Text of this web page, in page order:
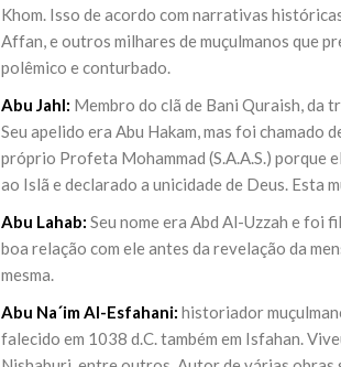
Khom. Isso de acordo com narrativas
Affan, e outros milhares de muçulmanos que
polêmico e conturbado.
Abu Jahl: Membro do clã de Bani Quraish, da
Seu apelido era Abu Hakam, mas foi chamado
próprio Profeta Mohammad (S.A.A.S.) porque
ao Islã e declarado a unicidade de Deus. Esta
Abu Lahab: Seu nome era Abd Al-Uzzah e foi
boa relação com ele antes da revelação da
mesma.
Abu Na´im Al-Esfahani: historiador
falecido em 1038 d.C. também em Isfahan.